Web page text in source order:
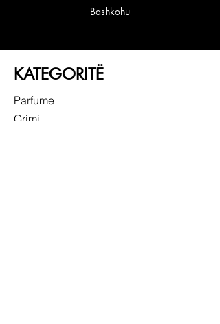
Bashkohu
KATEGORITË
Parfume
Grimi